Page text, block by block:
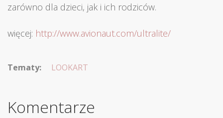
zarówno dla dzieci, jak i ich rodziców.
więcej: http://www.avionaut.com/ultralite/
Tematy: LOOKART
Komentarze